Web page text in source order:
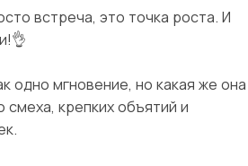
встреча, это точка роста. И
одно мгновение, но какая же она
крепких объятий и